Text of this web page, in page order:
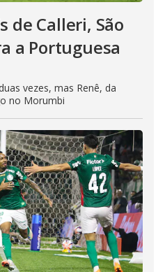
de Calleri, São
a Portuguesa
vezes, mas Renê, da
no Morumbi